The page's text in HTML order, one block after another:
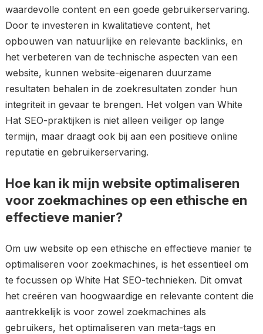
waardevolle content en een goede gebruikerservaring.
Door te investeren in kwalitatieve content, het
opbouwen van natuurlijke en relevante backlinks, en
het verbeteren van de technische aspecten van een
website, kunnen website-eigenaren duurzame
resultaten behalen in de zoekresultaten zonder hun
integriteit in gevaar te brengen. Het volgen van White
Hat SEO-praktijken is niet alleen veiliger op lange
termijn, maar draagt ook bij aan een positieve online
reputatie en gebruikerservaring.
Hoe kan ik mijn website optimaliseren
voor zoekmachines op een ethische en
effectieve manier?
Om uw website op een ethische en effectieve manier te
optimaliseren voor zoekmachines, is het essentieel om
te focussen op White Hat SEO-technieken. Dit omvat
het creëren van hoogwaardige en relevante content die
aantrekkelijk is voor zowel zoekmachines als
gebruikers, het optimaliseren van meta-tags en